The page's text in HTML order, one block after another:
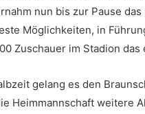
nun bis zur Pause
Möglichkeiten, in
Zuschauer im Stadion das
gelang es den
Heimmannschaft weitere